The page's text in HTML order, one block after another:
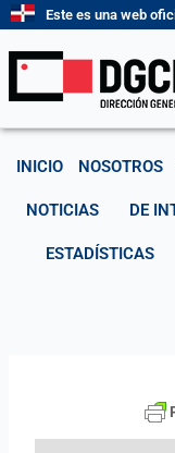
contenido
Este es una web
INICIO NOSOTROS
NOTICIAS DE
ESTADÍSTICAS